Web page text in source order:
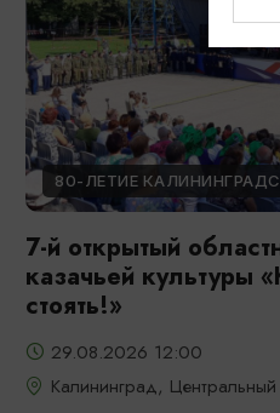
80-ЛЕТИЕ
7-й открытый
казачьей культуры
стоять!»
29.08.2026 12:00
Калининград,